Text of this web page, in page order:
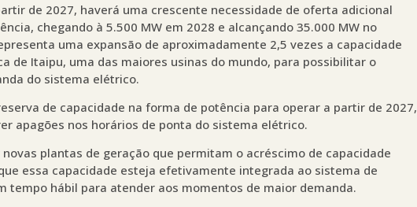
de 2027, haverá uma crescente necessidade de oferta adicional
chegando à 5.500 MW em 2028 e alcançando 35.000 MW no
uma expansão de aproximadamente 2,5 vezes a capacidade
de Itaipu, uma das maiores usinas do mundo, para possibilitar o
do sistema elétrico.
de capacidade na forma de potência para operar a partir de 2027,
apagões nos horários de ponta do sistema elétrico.
plantas de geração que permitam o acréscimo de capacidade
essa capacidade esteja efetivamente integrada ao sistema de
tempo hábil para atender aos momentos de maior demanda.